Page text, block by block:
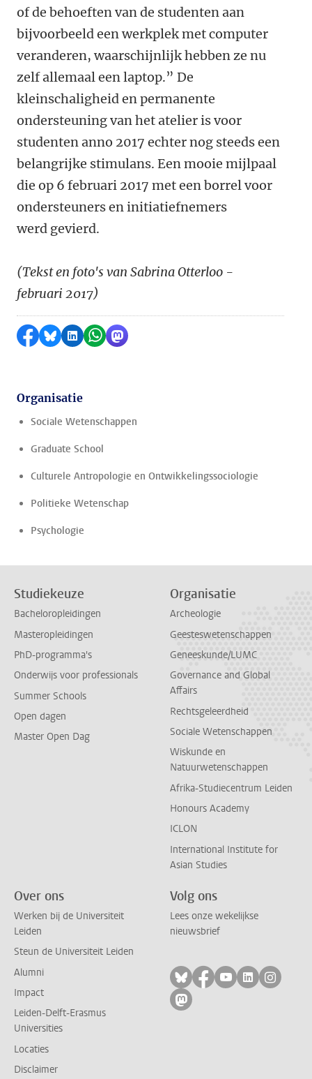
of de behoeften van de studenten aan
bijvoorbeeld een werkplek met computer
veranderen, waarschijnlijk hebben ze nu
zelf allemaal een laptop.” De
kleinschaligheid en permanente
ondersteuning van het atelier is voor
studenten anno 2017 echter nog steeds een
belangrijke stimulans. Een mooie mijlpaal
die op 6 februari 2017 met een borrel voor
ondersteuners en initiatiefnemers
werd gevierd.
(Tekst en foto's van Sabrina Otterloo -
februari 2017)
Delen op Facebook
Delen via Bluesky
Delen op LinkedIn
Delen via WhatsApp
Delen via Mastodon
Organisatie
Sociale Wetenschappen
Graduate School
Culturele Antropologie en Ontwikkelingssociologie
Politieke Wetenschap
Psychologie
Studiekeuze
Bacheloropleidingen
Masteropleidingen
PhD-programma's
Onderwijs voor professionals
Summer Schools
Open dagen
Master Open Dag
Organisatie
Archeologie
Geesteswetenschappen
Geneeskunde/LUMC
Governance and Global
Affairs
Rechtsgeleerdheid
Sociale Wetenschappen
Wiskunde en
Natuurwetenschappen
Afrika-Studiecentrum Leiden
Honours Academy
ICLON
International Institute for
Asian Studies
Over ons
Werken bij de Universiteit
Leiden
Steun de Universiteit Leiden
Alumni
Impact
Leiden-Delft-Erasmus
Universities
Locaties
Disclaimer
Volg ons
Lees onze wekelijkse
nieuwsbrief
Volg ons op bluesky
Volg ons op
Volg ons op
Volg ons
Volg
Volg ons op mastodon